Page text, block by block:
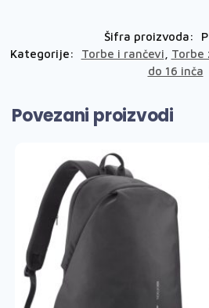
Šifra proizvoda:
Kategorije:
Torbe i rančevi Torbe
do 16 inča
Povezani proizvodi